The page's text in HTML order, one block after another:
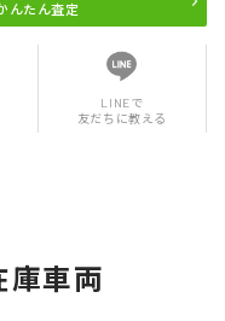
んたん査定
LINEで
友だちに教える
庫車両